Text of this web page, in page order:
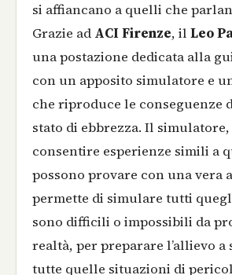
si affiancano a quelli che
Grazie ad ACI Firenze, il Leo
una postazione dedicata alla
con un apposito simulatore e
che riproduce le conseguenze
stato di ebbrezza. Il
consentire esperienze simili a
possono provare con una vera
permette di simulare tutti
sono difficili o impossibili da
realtà, per preparare l’allievo a
tutte quelle situazioni di